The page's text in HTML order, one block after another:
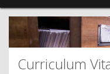
Curriculum